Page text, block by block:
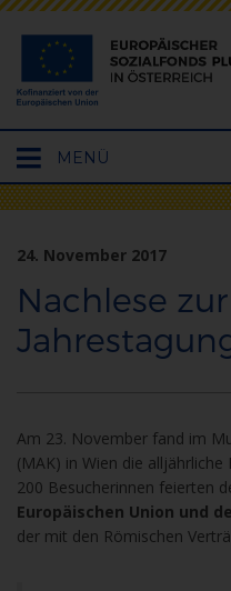
Hauptmenü
öffnen
MENÜ
24. November 2017
Nachlese zur
Am 23. November fand im
(MAK) in Wien die
200 Besucherinnen feierten
Europäischen Union und
der mit den Römischen